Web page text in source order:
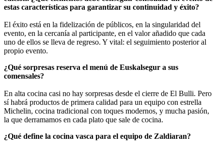
estas características para garantizar su continuidad y éxito?
El éxito está en la fidelización de públicos, en la singularidad del
evento, en la cercanía al participante, en el valor añadido que cada
uno de ellos se lleva de regreso. Y vital: el seguimiento posterior al
propio evento.
¿Qué sorpresas reserva el menú de Euskalsegur a sus
comensales?
En alta cocina casi no hay sorpresas desde el cierre de El Bulli. Pero
sí habrá productos de primera calidad para un equipo con estrella
Michelin, cocina tradicional con toques modernos, y mucha pasión,
la que derramamos en cada plato que sale de cocina.
¿Qué define la cocina vasca para el equipo de Zaldiaran?